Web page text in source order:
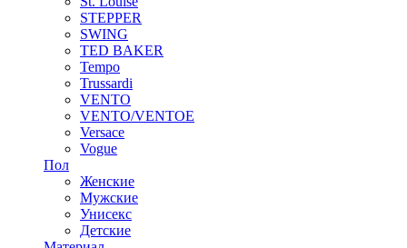
STEPPER
SWING
TED BAKER
Tempo
Trussardi
VENTO
VENTO/VENTOE
Versace
Vogue
Пол
Женские
Мужские
Унисекс
Детские